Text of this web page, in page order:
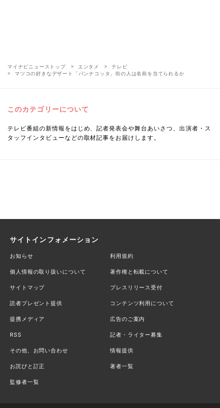
マイナビニューストップ エンタメ
テレビ
マツコの好きなデザート「パンナコッタ」街の人は名前を当てられるか
このカテゴリーについて
テレビ番組の新情報をはじめ、記者発表会や舞台あいさつ、出演者・ス
タッフインタビューなどの取材記事をお届けします。
サイトインフォメーション
お知らせ 利用規約
個人情報の取り扱いについて 著作権と転載について
サイトマップ プレスリリース受付
読者プレゼント提供 コンテンツ利用について
提携メディア 広告のご案内
RSS 記者・ライター募集
その他、お問い合わせ 情報提供
お詫びと訂正 著者一覧
監修者一覧